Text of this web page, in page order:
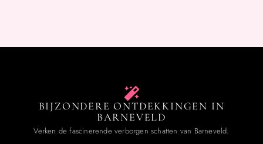
BIJZONDERE ONTDEKKINGEN IN
BARNEVELD
Verken de fascinerende verborgen schatten van Barneveld.